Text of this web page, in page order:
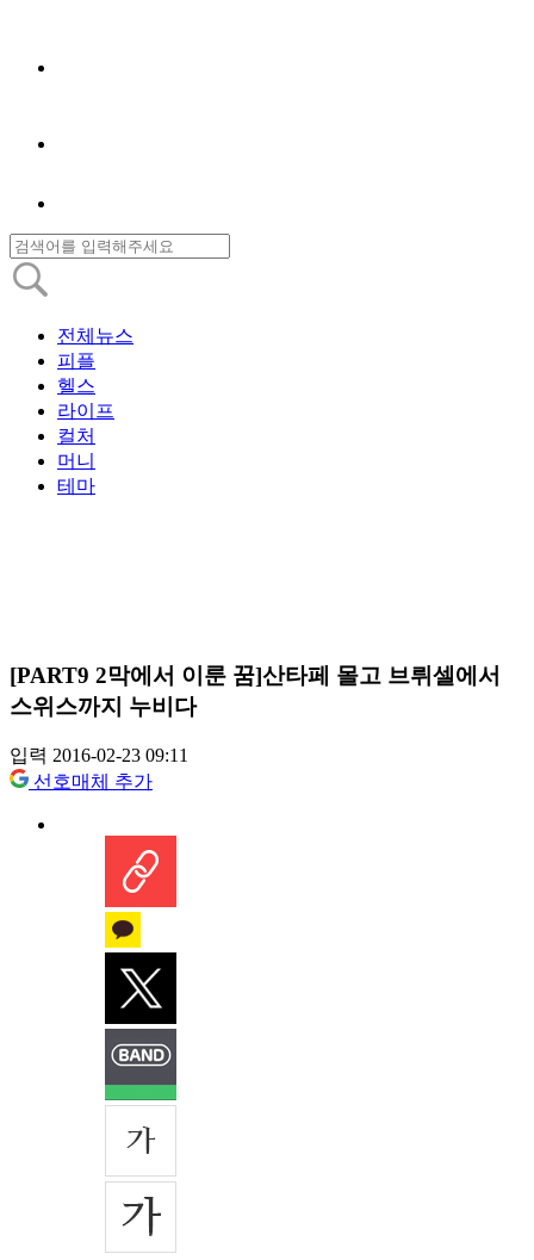
전체뉴스
피플
헬스
라이프
컬처
머니
테마
[PART9 2막에서 이룬 꿈]산타페 몰고 브뤼셀에서
스위스까지 누비다
입력 2016-02-23 09:11
선호매체 추가